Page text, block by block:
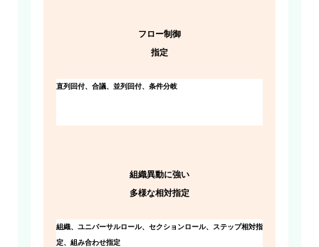
フロー制御
指定
直列回付、合議、並列回付、条件分岐
組織異動に強い
多様な相対指定
組織、ユニバーサルロール、セクションロール、ステップ相対指
定、組み合わせ指定